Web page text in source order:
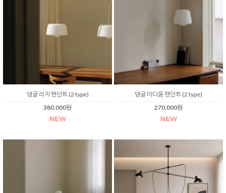
댕글 라지 팬던트 (2 type)
380,000원
댕글 미디움 팬던트 (2 type)
270,000원